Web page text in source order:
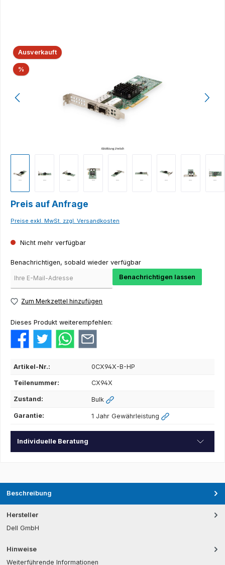
Bildergalerie überspringen
Ausverkauft
% Rabatt
Preis auf Anfrage
Preise exkl. MwSt. zzgl. Versandkosten
Nicht mehr verfügbar
Benachrichtigen, sobald wieder verfügbar
Benachrichtigen lassen
Zum Merkzettel hinzufügen
Dieses Produkt weiterempfehlen:
Artikel-Nr.: 0CX94X-B-HP
Teilenummer: CX94X
Zustand: Bulk
Garantie: 1 Jahr Gewährleistung
Individuelle Beratung
Beschreibung
Hersteller
Dell GmbH
Hinweise
Weiterführende Informationen